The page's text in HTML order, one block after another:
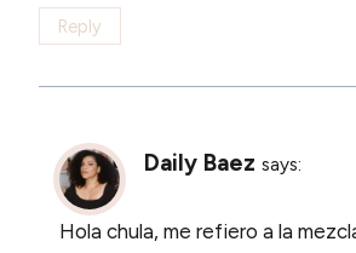
Reply
Daily Baez says:
Hola chula, me refiero a la